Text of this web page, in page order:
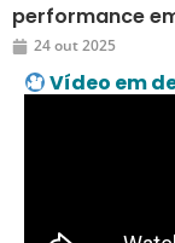
performance
24 out 2025
Vídeo em